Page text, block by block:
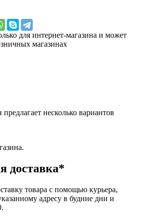
для интернет-магазина и может
магазинах
несколько вариантов
доставка*
товара с помощью курьера,
адресу в будние дни и